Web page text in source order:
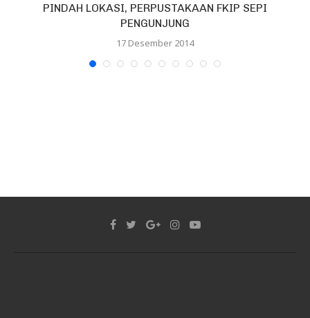
PINDAH LOKASI, PERPUSTAKAAN FKIP SEPI
PENGUNJUNG
17 Desember 2014